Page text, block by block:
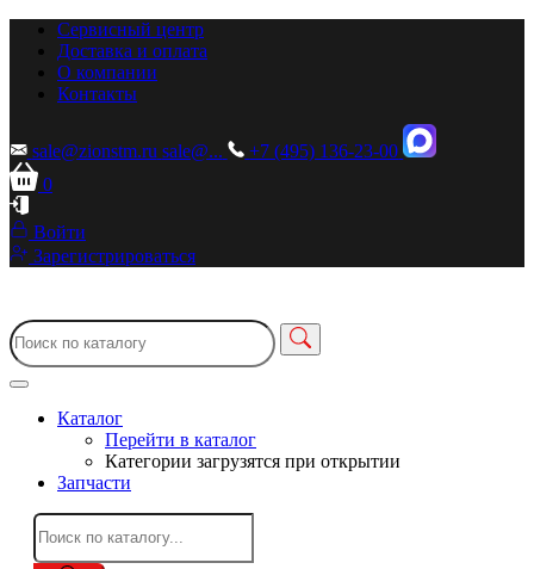
Сервисный центр
Доставка и оплата
О компании
Контакты
sale@zionstm.ru sale@...
+7 (495) 136-23-00
0
Войти
Зарегистрироваться
Каталог
Перейти в каталог
Категории загрузятся при открытии
Запчасти